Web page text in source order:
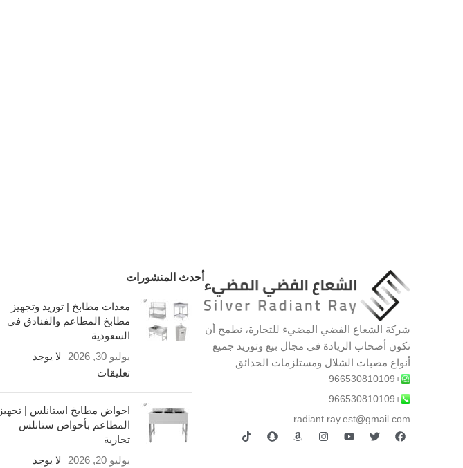
شركة الشعاع الفضي المضيء للتجارة، نطمح أن
نكون أصحاب الريادة في مجال بيع وتوريد جميع
أنواع مصبات الشلال ومستلزمات الحدائق
+966530810109
+966530810109
radiant.ray.est@gmail.com
أحدث المنشورات
معدات مطابخ | توريد وتجهيز
مطابخ المطاعم والفنادق في
السعودية
يوليو 30, 2026
لا يوجد
تعليقات
احواض مطابخ استانلس | تجهيز
المطاعم بأحواض ستانلس
تجارية
يوليو 20, 2026
لا يوجد